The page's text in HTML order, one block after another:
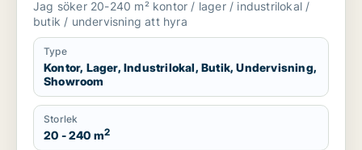
Jag söker 20-240 m² kontor / lager / industrilokal /
butik / undervisning att hyra
Type
Kontor, Lager, Industrilokal, Butik, Undervisning,
Showroom
Storlek
20 - 240 m2